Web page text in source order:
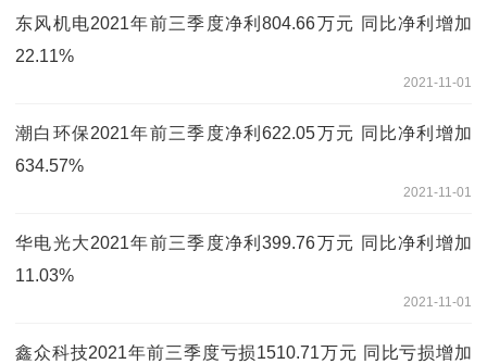
东风机电2021年前三季度净利804.66万元 同比净利增加
22.11%
2021-11-01
潮白环保2021年前三季度净利622.05万元 同比净利增加
634.57%
2021-11-01
华电光大2021年前三季度净利399.76万元 同比净利增加
11.03%
2021-11-01
鑫众科技2021年前三季度亏损1510.71万元 同比亏损增加